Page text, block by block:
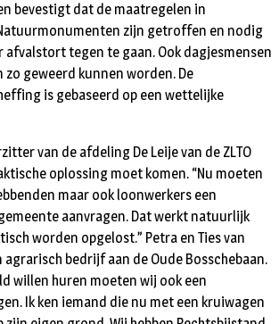
bevestigt dat de maatregelen in
zijn getroffen en nodig
afvalstort tegen te gaan. Ook dagjesmensen
zo geweerd kunnen worden. De
is gebaseerd op een wettelijke
van de afdeling De Leije van de ZLTO
oplossing moet komen. “Nu moeten
maar ook loonwerkers een
aanvragen. Dat werkt natuurlijk
worden opgelost.” Petra en Ties van
agrarisch bedrijf aan de Oude Bosschebaan.
willen huren moeten wij ook een
Ik ken iemand die nu met een kruiwagen